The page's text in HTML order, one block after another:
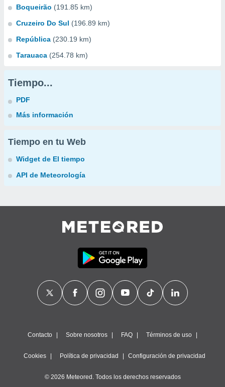
Boqueirão (191.85 km)
Cruzeiro Do Sul (196.89 km)
República (230.19 km)
Tarauaca (254.78 km)
Tiempo...
PDF
Más información
Tiempo en tu Web
Widget de El tiempo
API de Meteorología
Contacto Sobre nosotros FAQ Términos de uso
Cookies Política de privacidad Configuración de privacidad
© 2026 Meteored. Todos los derechos reservados